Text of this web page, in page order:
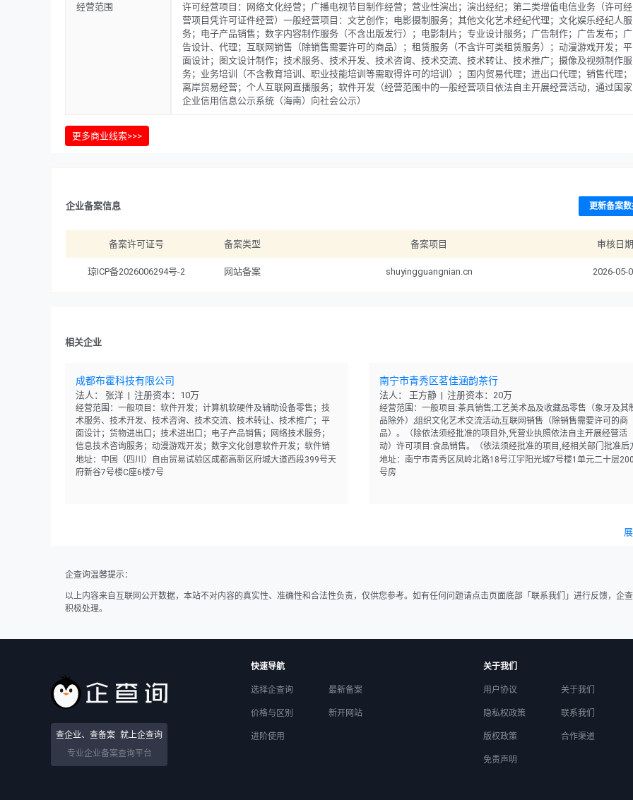
经营范围
许可经营项目：网络文化经营；广播电视节目制作经营；营业性演出；演出经纪；第二类增值电信业务（许可经
营项目凭许可证件经营）一般经营项目：文艺创作；电影摄制服务；其他文化艺术经纪代理；文化娱乐经纪人服
务；电子产品销售；数字内容制作服务（不含出版发行）；电影制片；专业设计服务；广告制作；广告发布；广
告设计、代理；互联网销售（除销售需要许可的商品）；租赁服务（不含许可类租赁服务）；动漫游戏开发；平
面设计；图文设计制作；技术服务、技术开发、技术咨询、技术交流、技术转让、技术推广；摄像及视频制作服
务；业务培训（不含教育培训、职业技能培训等需取得许可的培训）；国内贸易代理；进出口代理；销售代理；
离岸贸易经营；个人互联网直播服务；软件开发（经营范围中的一般经营项目依法自主开展经营活动，通过国家
企业信用信息公示系统（海南）向社会公示）
更多商业线索>>>
企业备案信息 更新备案
备案许可证号 备案类型 备案项目 审核日期
琼ICP备2026006294号-2 网站备案 shuyingguangnian.cn 2026-05-
相关企业
成都布霍科技有限公司
法人： 张洋 | 注册资本：10万
经营范围：一般项目：软件开发；计算机软硬件及辅助设备零售；技
术服务、技术开发、技术咨询、技术交流、技术转让、技术推广；平
面设计；货物进出口；技术进出口；电子产品销售；网络技术服务；
信息技术咨询服务；动漫游戏开发；数字文化创意软件开发；软件销
售。（除依法须经批准的项目外，凭营业执照依法自主开展经营活
动）
地址：中国（四川）自由贸易试验区成都高新区府城大道西段399号天
府新谷7号楼C座6楼7号
南宁市青秀区茗佳涵韵茶行
法人： 王方静 | 注册资本：20万
经营范围：一般项目:茶具销售;工艺美术品及收藏品零售（象牙及其
品除外）;组织文化艺术交流活动;互联网销售（除销售需要许可的商
品）。（除依法须经批准的项目外,凭营业执照依法自主开展经营活
动）许可项目:食品销售。（依法须经批准的项目,经相关部门批准后
可开展经营活动,具体经营项目以相关部门批准文件或许可证件为准
地址：南宁市青秀区凤岭北路18号江宇阳光城7号楼1单元二十层
号房
企查询温馨提示：
以上内容来自互联网公开数据，本站不对内容的真实性、准确性和合法性负责，仅供您参考。如有任何问题请点击页面底部「联系我们」进行反馈，企
积极处理。
查企业、查备案 就上企查询
专业企业备案查询平台
快速导航
选择企查询 最新备案
价格与区别 新开网站
进阶使用
关于我们
用户协议 关于我们
隐私权政策 联系我们
版权政策 合作渠道
免责声明